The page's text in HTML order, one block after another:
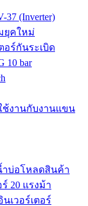
37 (Inverter)
ยุคใหม่
อร์กันระเบิด
10 bar
ช้งานกับงานแขน
ำบ่อโหลดสินค้า
20 แรงม้า
เวอร์เตอร์